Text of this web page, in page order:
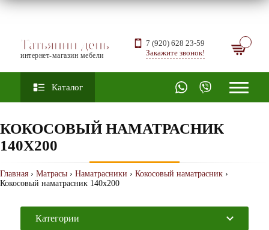
Татьянин день
интернет-магазин мебели
7 (920) 628 23-59
Закажите звонок!
Каталог
КОКОСОВЫЙ НАМАТРАСНИК
140Х200
Главная › Матрасы › Наматрасники › Кокосовый наматрасник ›
Кокосовый наматрасник 140х200
Категории